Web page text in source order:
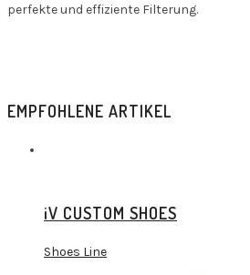
perfekte und effiziente Filterung.
EMPFOHLENE ARTIKEL
iV CUSTOM SHOES
Shoes Line